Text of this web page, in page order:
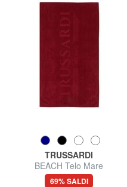
TRUSSARDI
BEACH Telo Mare
69% SALDI